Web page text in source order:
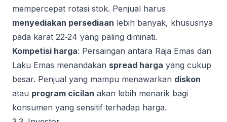
mempercepat rotasi stok. Penjual harus
menyediakan persediaan lebih banyak, khususnya
pada karat 22‑24 yang paling diminati.
Kompetisi harga: Persaingan antara Raja Emas dan
Laku Emas menandakan spread harga yang cukup
besar. Penjual yang mampu menawarkan diskon
atau program cicilan akan lebih menarik bagi
konsumen yang sensitif terhadap harga.